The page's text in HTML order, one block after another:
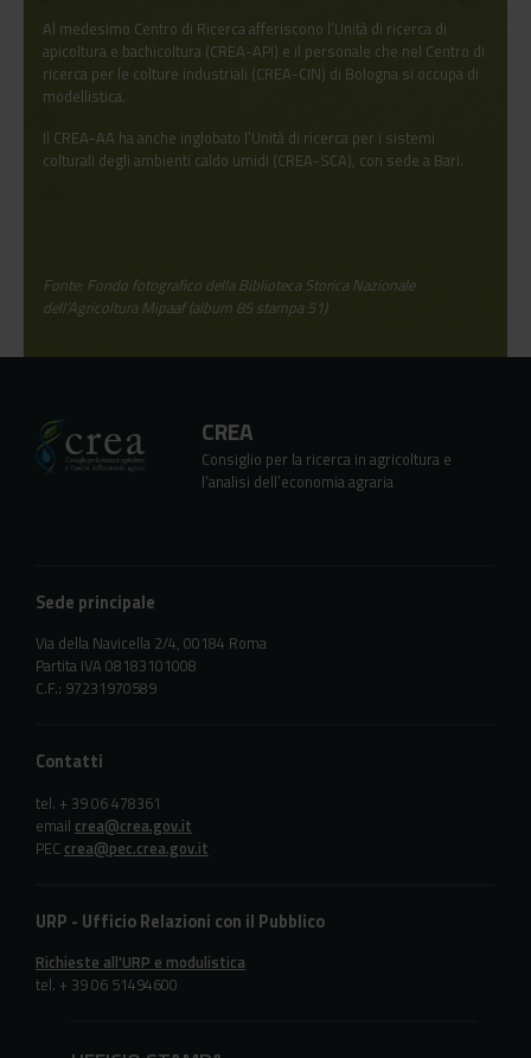
Al medesimo Centro di Ricerca afferiscono l’Unità di ricerca di
apicoltura e bachicoltura (CREA-API) e il personale che nel Centro di
ricerca per le colture industriali (CREA-CIN) di Bologna si occupa di
modellistica.
Il CREA-AA ha anche inglobato l’Unità di ricerca per i sistemi
colturali degli ambienti caldo umidi (CREA-SCA), con sede a Bari.
Fonte: Fondo fotografico della Biblioteca Storica Nazionale
dell’Agricoltura Mipaaf (album 85 stampa 51)
CREA
Consiglio per la ricerca in agricoltura e
l’analisi dell’economia agraria
Sede principale
Via della Navicella 2/4, 00184 Roma
Partita IVA 08183101008
C.F.: 97231970589
Contatti
tel. + 39 06 478361
email crea@crea.gov.it
PEC crea@pec.crea.gov.it
URP - Ufficio Relazioni con il Pubblico
Richieste all'URP e modulistica
tel. + 39 06 51494600